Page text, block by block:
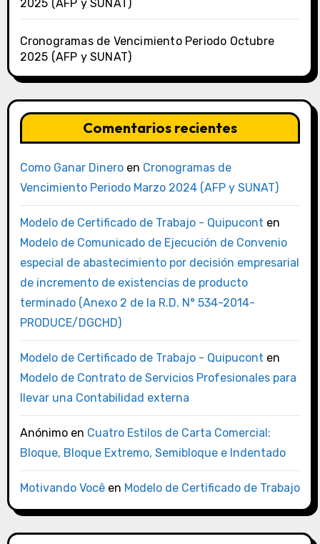
2025 (AFP y SUNAT)
Cronogramas de Vencimiento Periodo Octubre
2025 (AFP y SUNAT)
Comentarios recientes
Como Ganar Dineroen Cronogramas de
Vencimiento Periodo Marzo 2024 (AFP y SUNAT)
Modelo de Certificado de Trabajo - Quipucont en
Modelo de Comunicado de Ejecución de Convenio
especial de abastecimiento por decisión empresarial
de incremento de existencias de producto
terminado (Anexo 2 de la R.D. N° 534-2014-
PRODUCE/DGCHD)
Modelo de Certificado de Trabajo - Quipucont en
Modelo de Contrato de Servicios Profesionales para
llevar una Contabilidad externa
Anónimoen Cuatro Estilos de Carta Comercial:
Bloque, Bloque Extremo, Semibloque e Indentado
Motivando Vocêen Modelo de Certificado de Trabajo